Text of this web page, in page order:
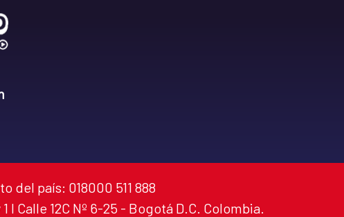
del país: 018000 511 888
Calle 12C Nº 6-25 - Bogotá D.C. Colombia.